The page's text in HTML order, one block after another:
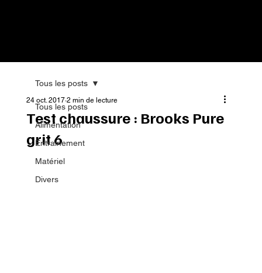
Tous les posts
Alimentation
Entrainement
Matériel
Divers
Tous les posts
Test chaussure : Brooks Pure
grit 6
24 oct. 2017 2 min de lecture